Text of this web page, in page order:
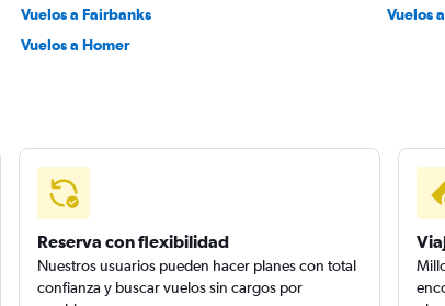
Vuelos a Fairbanks
Vuelos
Vuelos a Homer
Reserva con flexibilidad
Nuestros usuarios pueden hacer planes con total
confianza y buscar vuelos sin cargos por